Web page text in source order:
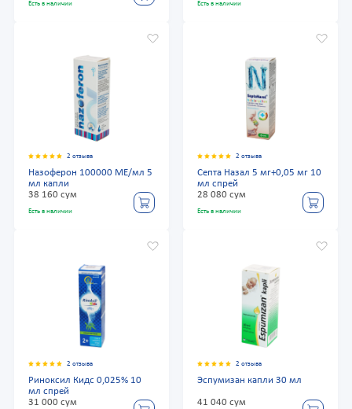
Есть в наличии Есть в наличии
2 отзыва
Назоферон 100000 МЕ/мл 5
мл капли
38 160 сум
Есть в наличии
2 отзыва
Септа Назал 5 мг+0,05 мг 10
мл спрей
28 080 сум
Есть в наличии
2 отзыва
Риноксил Кидс 0,025% 10
мл спрей
31 000 сум
2 отзыва
Эспумизан капли 30 мл
41 040 сум